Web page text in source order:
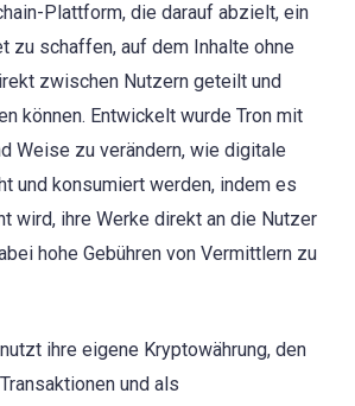
Plattform, die darauf abzielt, ein
zu schaffen, auf dem Inhalte ohne
zwischen Nutzern geteilt und
können. Entwickelt wurde Tron mit
Weise zu verändern, wie digitale
und konsumiert werden, indem es
wird, ihre Werke direkt an die Nutzer
hohe Gebühren von Vermittlern zu
ihre eigene Kryptowährung, den
und als